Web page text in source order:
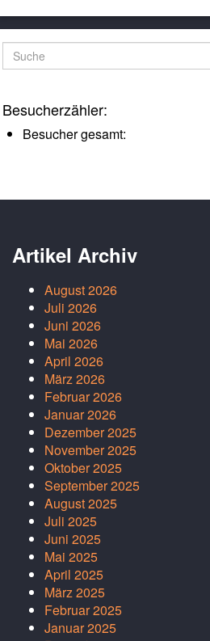
Suche
Besucherzähler:
Besucher gesamt:
Artikel Archiv
August 2026
Juli 2026
Juni 2026
Mai 2026
April 2026
März 2026
Februar 2026
Januar 2026
Dezember 2025
November 2025
Oktober 2025
September 2025
August 2025
Juli 2025
Juni 2025
Mai 2025
April 2025
März 2025
Februar 2025
Januar 2025